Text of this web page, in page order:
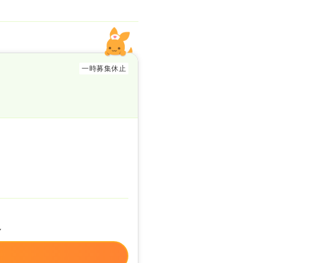
一時募集休止